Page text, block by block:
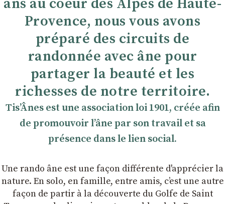
ans au coeur des Alpes de Haute-
Provence, nous vous avons
préparé des circuits de
randonnée avec âne pour
partager la beauté et les
richesses de notre territoire.
TisʼÂnes est une association loi 1901, créée afin
de promouvoir lʼâne par son travail et sa
présence dans le lien social.
Une rando âne est une façon différente d'apprécier la
nature. En solo, en famille, entre amis, cʼest une autre
façon de partir à la découverte du Golfe de Saint